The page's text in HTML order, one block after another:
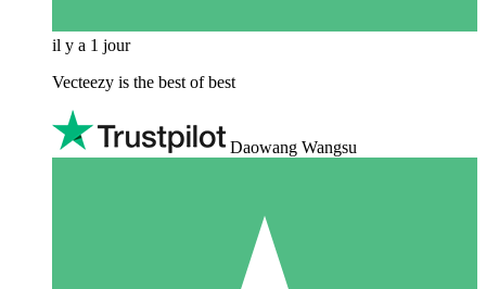
il y a 1 jour
Vecteezy is the best of best
Daowang Wangsu